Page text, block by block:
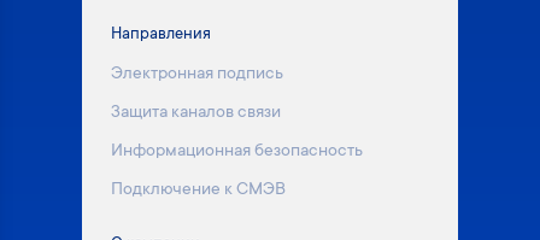
Направления
Электронная подпись
Защита каналов связи
Информационная безопасность
Подключение к СМЭВ